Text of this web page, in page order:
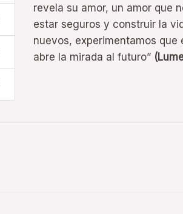
revela su amor, un amor que
estar seguros y construir la
nuevos, experimentamos
abre la mirada al futuro”